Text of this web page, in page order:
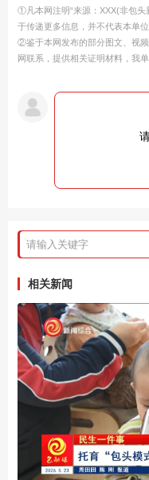
①凡本网注明“来源：XXX(非包头
于传递更多信息，并不代表本单
②鉴于本网发布的部分图文、视
网联系，提供相关证明材料，我单
相关新闻